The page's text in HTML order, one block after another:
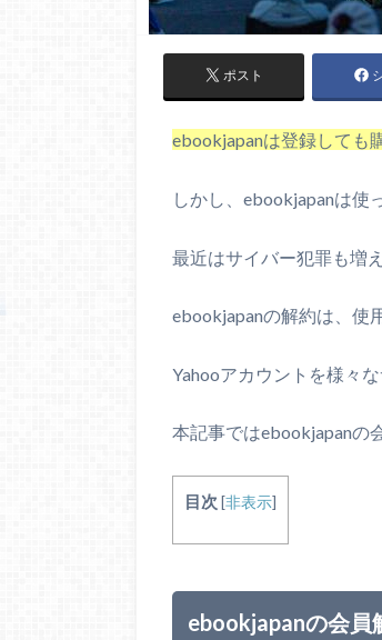
ポスト
ebookjapanは登録しても
しかし、ebookjapanは使
最近はサイバー犯罪も増
ebookjapanの解約は、使
Yahooアカウントを様々
本記事ではebookjapanの
目次 [非表示]
ebookjapanの会員